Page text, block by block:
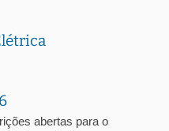
abertas para o